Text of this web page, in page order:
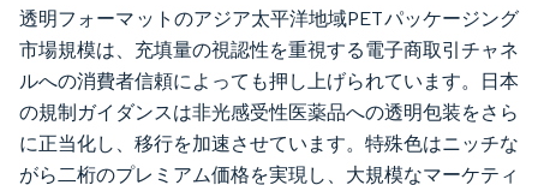
透明フォーマットのアジア太平洋地域PETパッケージング
市場規模は、充填量の視認性を重視する電子商取引チャネ
ルへの消費者信頼によっても押し上げられています。日本
の規制ガイダンスは非光感受性医薬品への透明包装をさら
に正当化し、移行を加速させています。特殊色はニッチな
がら二桁のプレミアム価格を実現し、大規模なマーケティ